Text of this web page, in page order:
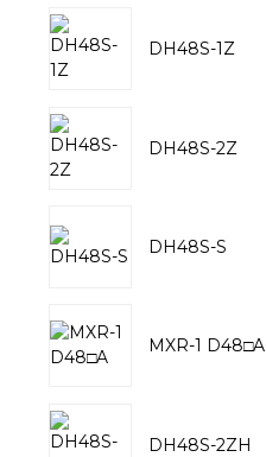
DH48S-1Z
DH48S-2Z
DH48S-S
MXR-1 D48□A
DH48S-2ZH